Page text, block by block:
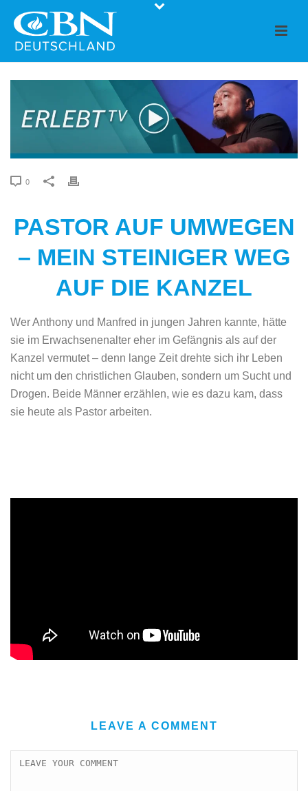
0
PASTOR AUF UMWEGEN
– MEIN STEINIGER WEG
AUF DIE KANZEL
Wer Anthony und Manfred in jungen Jahren kannte, hätte
sie im Erwachsenenalter eher im Gefängnis als auf der
Kanzel vermutet – denn lange Zeit drehte sich ihr Leben
nicht um den christlichen Glauben, sondern um Sucht und
Drogen. Beide Männer erzählen, wie es dazu kam, dass
sie heute als Pastor arbeiten.
LEAVE A COMMENT